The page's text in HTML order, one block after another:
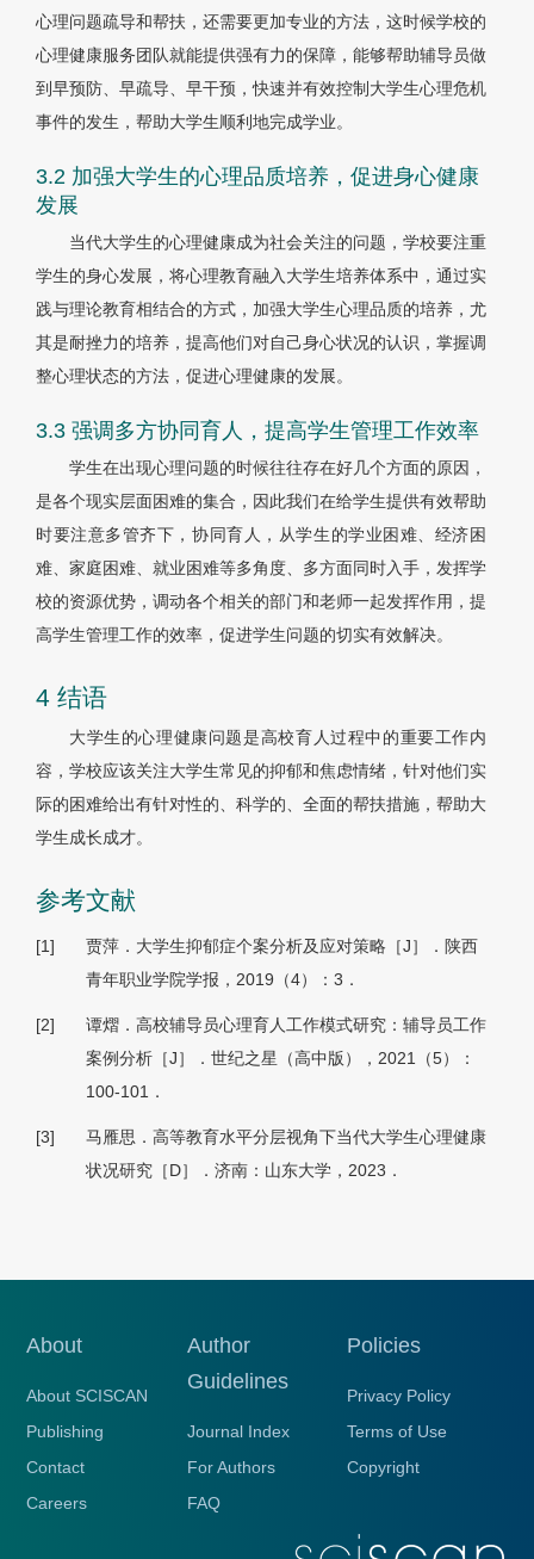
心理问题疏导和帮扶，还需要更加专业的方法，这时候学校的
心理健康服务团队就能提供强有力的保障，能够帮助辅导员做
到早预防、早疏导、早干预，快速并有效控制大学生心理危机
事件的发生，帮助大学生顺利地完成学业。
3.2 加强大学生的心理品质培养，促进身心健康
发展
当代大学生的心理健康成为社会关注的问题，学校要注重
学生的身心发展，将心理教育融入大学生培养体系中，通过实
践与理论教育相结合的方式，加强大学生心理品质的培养，尤
其是耐挫力的培养，提高他们对自己身心状况的认识，掌握调
整心理状态的方法，促进心理健康的发展。
3.3 强调多方协同育人，提高学生管理工作效率
学生在出现心理问题的时候往往存在好几个方面的原因，
是各个现实层面困难的集合，因此我们在给学生提供有效帮助
时要注意多管齐下，协同育人，从学生的学业困难、经济困
难、家庭困难、就业困难等多角度、多方面同时入手，发挥学
校的资源优势，调动各个相关的部门和老师一起发挥作用，提
高学生管理工作的效率，促进学生问题的切实有效解决。
4 结语
大学生的心理健康问题是高校育人过程中的重要工作内
容，学校应该关注大学生常见的抑郁和焦虑情绪，针对他们实
际的困难给出有针对性的、科学的、全面的帮扶措施，帮助大
学生成长成才。
参考文献
[1]
贾萍．大学生抑郁症个案分析及应对策略［J］．陕西
青年职业学院学报，2019（4）：3．
[2]
谭熠．高校辅导员心理育人工作模式研究：辅导员工作
案例分析［J］．世纪之星（高中版），2021（5）：
100-101．
[3]
马雁思．高等教育水平分层视角下当代大学生心理健康
状况研究［D］．济南：山东大学，2023．
About
About SCISCAN
Publishing
Contact
Careers
Author
Guidelines
Journal Index
For Authors
FAQ
Policies
Privacy Policy
Terms of Use
Copyright